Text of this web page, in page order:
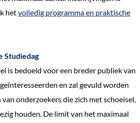
hetvolledig programma en praktische
Studiedag
is bedoeld voor een breder publiek van
en zal gevuld worden
onderzoekers die zich met schoeisel,
houden. De limit van het maximaal